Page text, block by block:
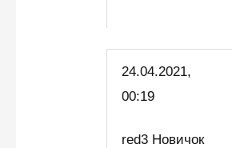
24.04.2021,
00:19
red3 Новичок